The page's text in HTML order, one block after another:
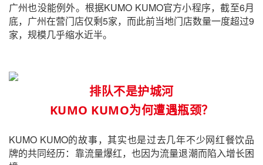
广州也没能例外。根据KUMO KUMO官方小程序，截至6月
底，广州在营门店仅剩5家，而此前当地门店数量一度超过9
家，规模几乎缩水近半。
排队不是护城河
KUMO KUMO为何遭遇瓶颈？
KUMO KUMO的故事，其实也是过去几年不少网红餐饮品
牌的共同经历：靠流量爆红，也因为流量退潮而陷入增长困